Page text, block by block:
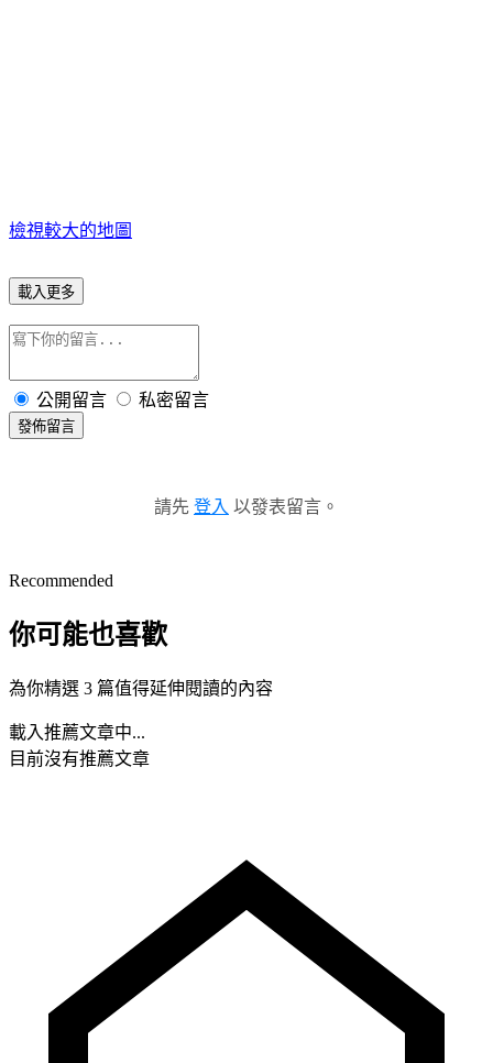
檢視較大的地圖
載入更多
公開留言 私密留言
發佈留言
請先 登入 以發表留言。
Recommended
你可能也喜歡
為你精選 3 篇值得延伸閱讀的內容
載入推薦文章中...
目前沒有推薦文章